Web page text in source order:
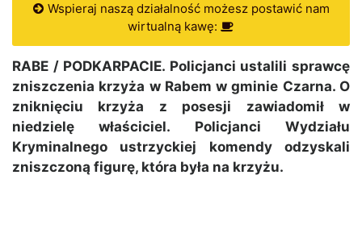
Wspieraj naszą działalność możesz postawić nam
wirtualną kawę:
RABE / PODKARPACIE. Policjanci ustalili sprawcę
zniszczenia krzyża w Rabem w gminie Czarna. O
zniknięciu krzyża z posesji zawiadomił w
niedzielę właściciel. Policjanci Wydziału
Kryminalnego ustrzyckiej komendy odzyskali
zniszczoną figurę, która była na krzyżu.